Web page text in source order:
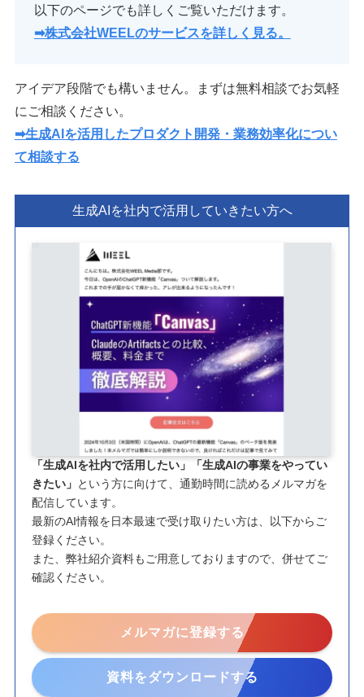
以下のページでも詳しくご覧いただけます。
➡︎株式会社WEELのサービスを詳しく見る。
アイデア段階でも構いません。まずは無料相談でお気軽
にご相談ください。
➡︎生成AIを活用したプロダクト開発・業務効率化につい
て相談する
生成AIを社内で活用していきたい方へ
「生成AIを社内で活用したい」「生成AIの事業をやってい
きたい」 という方に向けて、通勤時間に読めるメルマガを
配信しています。
最新のAI情報を日本最速で受け取りたい方は、以下からご
登録ください。
また、弊社紹介資料もご用意しておりますので、併せてご
確認ください。
メルマガに登録する
資料をダウンロードする